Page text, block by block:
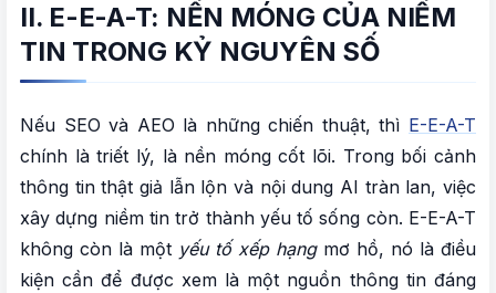
II. E-E-A-T: NỀN MÓNG CỦA NIỀM
TIN TRONG KỶ NGUYÊN SỐ
Nếu SEO và AEO là những chiến thuật, thì E-E-A-T
chính là triết lý, là nền móng cốt lõi. Trong bối cảnh
thông tin thật giả lẫn lộn và nội dung AI tràn lan, việc
xây dựng niềm tin trở thành yếu tố sống còn. E-E-A-T
không còn là một yếu tố xếp hạngmơ hồ, nó là điều
kiện cần để được xem là một nguồn thông tin đáng